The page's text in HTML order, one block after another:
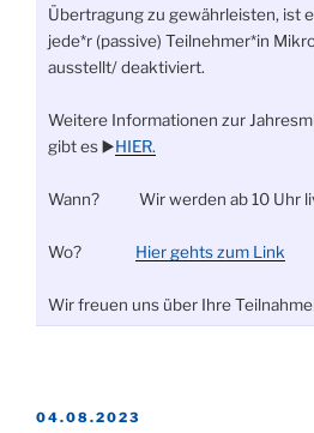
Übertragung zu gewährleisten, ist
jede*r (passive) Teilnehmer*in
ausstellt/ deaktiviert.
Weitere Informationen zur
gibt es ▶️HIER.
Wann? Wir werden ab 10 Uhr
Wo? Hier gehts zum Link
Wir freuen uns über Ihre
VERÖFFENTLICHT
04.08.2023